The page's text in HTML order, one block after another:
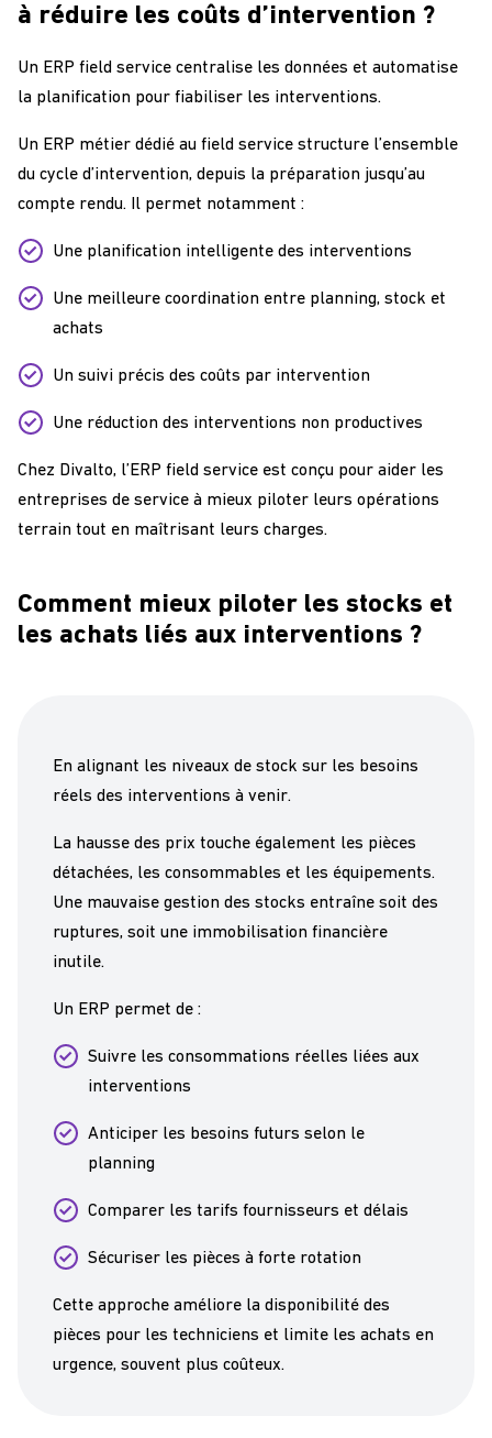
à réduire les coûts d’intervention ?
Un ERP field service centralise les données et automatise
la planification pour fiabiliser les interventions.
Un ERP métier dédié au field service structure l’ensemble
du cycle d’intervention, depuis la préparation jusqu’au
compte rendu. Il permet notamment :
Une planification intelligente des interventions
Une meilleure coordination entre planning, stock et
achats
Un suivi précis des coûts par intervention
Une réduction des interventions non productives
Chez Divalto, l’ERP field service est conçu pour aider les
entreprises de service à mieux piloter leurs opérations
terrain tout en maîtrisant leurs charges.
Comment mieux piloter les stocks et
les achats liés aux interventions ?
En alignant les niveaux de stock sur les besoins
réels des interventions à venir.
La hausse des prix touche également les pièces
détachées, les consommables et les équipements.
Une mauvaise gestion des stocks entraîne soit des
ruptures, soit une immobilisation financière
inutile.
Un ERP permet de :
Suivre les consommations réelles liées aux
interventions
Anticiper les besoins futurs selon le
planning
Comparer les tarifs fournisseurs et délais
Sécuriser les pièces à forte rotation
Cette approche améliore la disponibilité des
pièces pour les techniciens et limite les achats en
urgence, souvent plus coûteux.